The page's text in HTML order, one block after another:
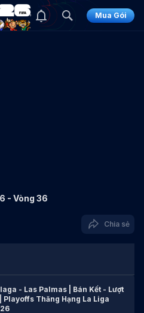
Mua Gói
- Vòng 36
Chia sẻ
- Las Palmas | Bán Kết - Lượt
Playoffs Thăng Hạng La Liga